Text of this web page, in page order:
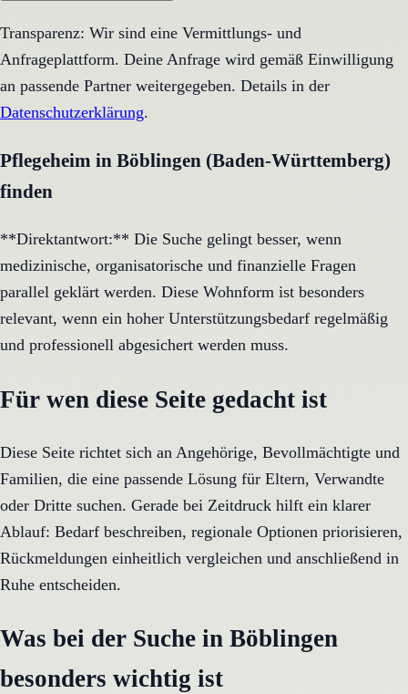
Transparenz: Wir sind eine Vermittlungs- und
Anfrageplattform. Deine Anfrage wird gemäß Einwilligung
an passende Partner weitergegeben. Details in der
Datenschutzerklärung.
Pflegeheim in Böblingen (Baden-Württemberg)
finden
**Direktantwort:** Die Suche gelingt besser, wenn
medizinische, organisatorische und finanzielle Fragen
parallel geklärt werden. Diese Wohnform ist besonders
relevant, wenn ein hoher Unterstützungsbedarf regelmäßig
und professionell abgesichert werden muss.
Für wen diese Seite gedacht ist
Diese Seite richtet sich an Angehörige, Bevollmächtigte und
Familien, die eine passende Lösung für Eltern, Verwandte
oder Dritte suchen. Gerade bei Zeitdruck hilft ein klarer
Ablauf: Bedarf beschreiben, regionale Optionen priorisieren,
Rückmeldungen einheitlich vergleichen und anschließend in
Ruhe entscheiden.
Was bei der Suche in Böblingen
besonders wichtig ist